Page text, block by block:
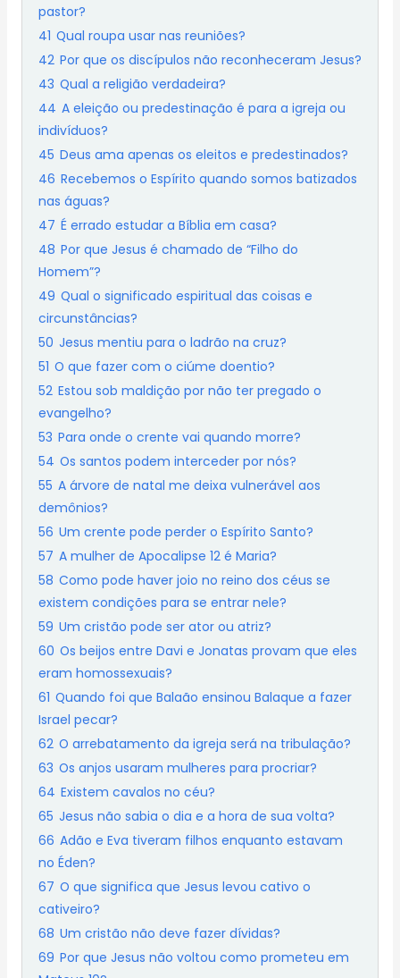
pastor?
41 Qual roupa usar nas reuniões?
42 Por que os discípulos não reconheceram Jesus?
43 Qual a religião verdadeira?
44 A eleição ou predestinação é para a igreja ou
indivíduos?
45 Deus ama apenas os eleitos e predestinados?
46 Recebemos o Espírito quando somos batizados
nas águas?
47 É errado estudar a Bíblia em casa?
48 Por que Jesus é chamado de “Filho do
Homem”?
49 Qual o significado espiritual das coisas e
circunstâncias?
50 Jesus mentiu para o ladrão na cruz?
51 O que fazer com o ciúme doentio?
52 Estou sob maldição por não ter pregado o
evangelho?
53 Para onde o crente vai quando morre?
54 Os santos podem interceder por nós?
55 A árvore de natal me deixa vulnerável aos
demônios?
56 Um crente pode perder o Espírito Santo?
57 A mulher de Apocalipse 12 é Maria?
58 Como pode haver joio no reino dos céus se
existem condições para se entrar nele?
59 Um cristão pode ser ator ou atriz?
60 Os beijos entre Davi e Jonatas provam que eles
eram homossexuais?
61 Quando foi que Balaão ensinou Balaque a fazer
Israel pecar?
62 O arrebatamento da igreja será na tribulação?
63 Os anjos usaram mulheres para procriar?
64 Existem cavalos no céu?
65 Jesus não sabia o dia e a hora de sua volta?
66 Adão e Eva tiveram filhos enquanto estavam
no Éden?
67 O que significa que Jesus levou cativo o
cativeiro?
68 Um cristão não deve fazer dívidas?
69 Por que Jesus não voltou como prometeu em